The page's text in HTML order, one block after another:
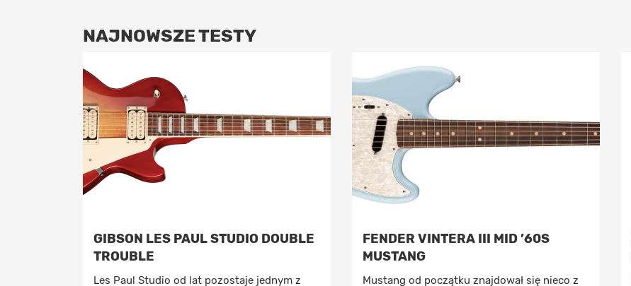
NAJNOWSZE TESTY
GIBSON LES PAUL STUDIO DOUBLE
TROUBLE
Les Paul Studio od lat pozostaje jednym z
FENDER VINTERA III MID ’60S
MUSTANG
Mustang od początku znajdował się nieco z